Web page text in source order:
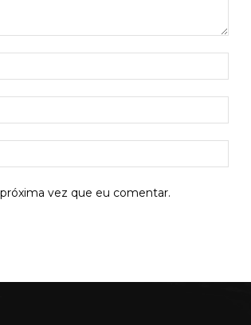
mail:*
vez que eu comentar.